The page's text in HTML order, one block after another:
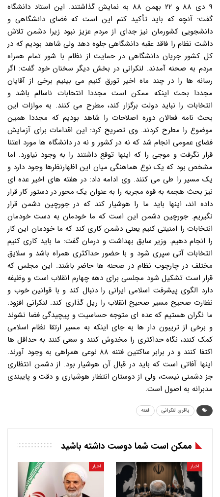
۹ دی ۸۸ و ۲۲ بهمن ۸۸ به نمایش گذاشتند. این استاد دانشگاه
گفت: آنچه که باید تأکید کنم این است که فضای دانشگاهی و
دانشجویی کشورمان نیز جدای از مردم عزیز نبود زیرا دشمن تلاش
داشت نظام را فاقد عقبه دانشگاهی جلوه دهد ولی شاهد بودیم که در
کل کشور جریان دانشگاهی در حمایت از نظام با شور تمام همراه
مردم به صحنه آمدند. لنکرانی در بخش دیگر سخنان خود گفت: اگر
رسانه ها را در چند ماه اخیر تورق کنیم می بینیم برخی از آقایان
مجددا بحث اینکه ممکن است مجددا انتخابات ناسالم باشد و
انتخابات را نباید دولت برگزار کند، مطرح می کنند. به موازات این
بحث نامه فعالان دوره اصلاحات را شاهد بودیم که مجددا همین
موضوع را مطرح کردند. وی تصریح کرد: این اقدامات برای آزمایش
فضای عمومی انجام شد که نه در کشور و نه در دانشگاه ها مورد اعتنا
قرار نگرفت و موجی را که اینها توقع داشتند را به وجود نیاورد. اما
مشخص بود که یک نوع هماهنگی میان این اظهارنظرها وجود دارد و
یک مسیر را طی می کنند. وی ادامه داد: در هفته های اخیر عده ای
نیز بحث هجمه به قوه مجریه را به عنوان یک محور در دستور کار قرار
داده اند، اینها باید ما را هوشیار کند که در جورچین دشمن قرار
نگیریم. جورچین دشمن این است که ما خودمان به دست خودمان
انتخابات را امنیتی کنیم یعنی دشمن کاری کند که ما خودمان این کار
را انجام دهیم. وزیر سابق بهداشت و درمان گفت: ما باید کاری کنیم
انتخابات آتی سپری شود و با حضور حداکثری همراه باشد و سلایق
مختلف در چارچوب نظام در صحنه ها حاضر باشند. این مجلس که
قرار است تشکیل شود مجلسی برای دهه چهارم انقلاب است و وظیفه
دارد الگوی پیشرفت اسلامی ایرانی را دنبال کند و با قوانین خوب و
نظارت صحیح مسیر صحیح انقلاب را ریل گذاری کند. لنکرانی افزود:
ما نگران هستیم که عده ای متوجه حساسیت و پیچیدگی فضا نشوند
و برخی از تریبون دار ها به جای اینکه به مسیر ارتقا نظام اسلامی
کمک کنند، نگاه حداکثری را مخدوش کنند و سعی کنند به حداقل ها
اکتفا کنند و در برابر ساکتین فتنه ۸۸ نوعی همراهی به وجود آورند.
اینها آفاتی است که باید در قبال آن هوشیار بود. از دشمن انتظاری
جز دشمنی نیست، ولی از دوستان انتظار هوشیاری و دقت و پایبندی
مدبرانه به اصول است.
باقری لنکرانی فتنه
ممکن است شما دوست داشته باشید
اخبار اخبار